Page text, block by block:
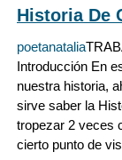
Historia De
poetanatalia
Introducción En
nuestra historia,
sirve saber la
tropezar 2 veces
cierto punto de